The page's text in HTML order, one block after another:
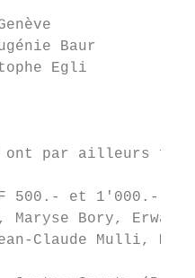
Genève
Eugénie Baur
Egli
ont par ailleurs
500.- et 1'000.-)
Bory, Erwan
Claude Mulli,